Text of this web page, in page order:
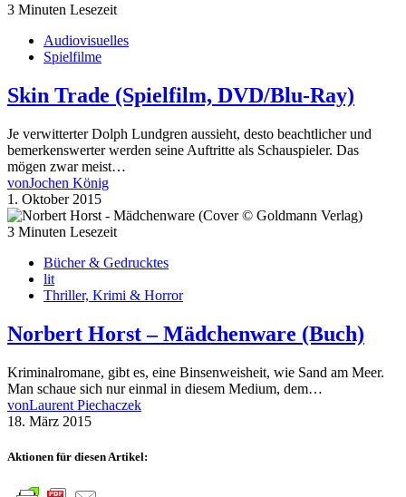
3 Minuten Lesezeit
Audiovisuelles
Spielfilme
Skin Trade (Spielfilm, DVD/Blu-Ray)
Je verwitterter Dolph Lundgren aussieht, desto beachtlicher und
bemerkenswerter werden seine Auftritte als Schauspieler. Das
mögen zwar meist…
vonJochen König
1. Oktober 2015
3 Minuten Lesezeit
Bücher & Gedrucktes
lit
Thriller, Krimi & Horror
Norbert Horst – Mädchenware (Buch)
Kriminalromane, gibt es, eine Binsenweisheit, wie Sand am Meer.
Man schaue sich nur einmal in diesem Medium, dem…
vonLaurent Piechaczek
18. März 2015
Aktionen für diesen Artikel: